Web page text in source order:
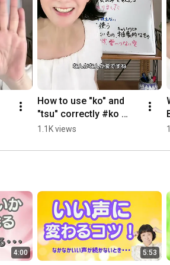
イス グループセミナー」 ★
　２時間 5,000円　大阪・東京・オン
時〜12時
日曜日10時〜12時
category/blog/
スピリット･ボイス）」のご案内 ★
How to use "ko" and
"tsu" correctly #ko
#tsu #Japanese
1.1K views
4:00 5:53